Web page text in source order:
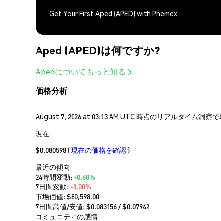
Get Your First Aped (APED) with Phemex
Aped (APED)は何ですか?
Apedについてもっと知る
価格分析
August 7, 2026 at 03:13 AM UTC 時点のリアルタイム洞察
現在
$0.080598 (現在の価格を確認 )
最近の傾向
24時間変動:+0.60%
7日間変動: -3.00%
市場価値:$80,598.00
7日間高値/安値: $0.083156/ $0.07942
コミュニティの感情